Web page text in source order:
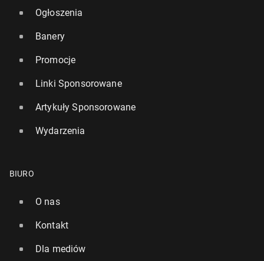
Ogłoszenia
Banery
Promocje
Linki Sponsorowane
Artykuły Sponsorowane
Wydarzenia
BIURO
O nas
Kontakt
Dla mediów